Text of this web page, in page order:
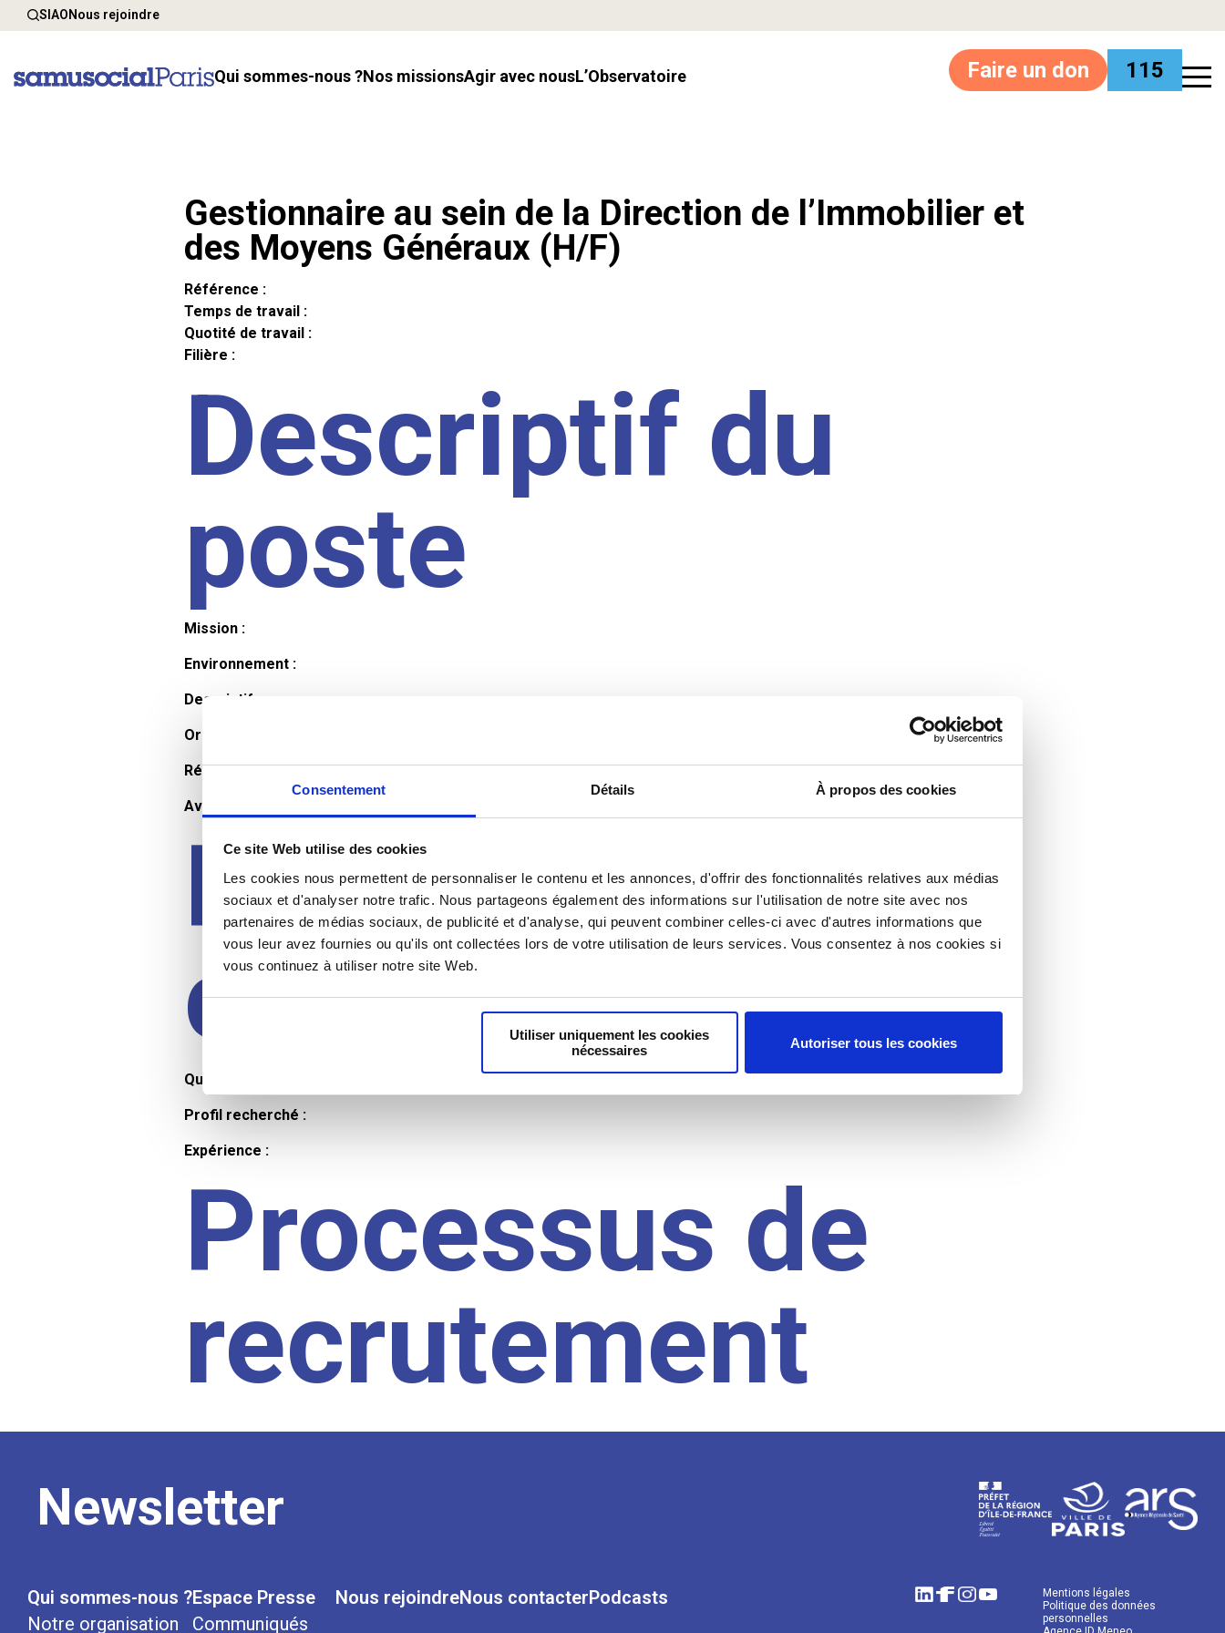
Consentement Détails À propos des cookies
Ce site Web utilise des cookies
Les cookies nous permettent de personnaliser le contenu et les annonces, d'offrir des fonctionnalités relatives aux médias
sociaux et d'analyser notre trafic. Nous partageons également des informations sur l'utilisation de notre site avec nos
partenaires de médias sociaux, de publicité et d'analyse, qui peuvent combiner celles-ci avec d'autres informations que
vous leur avez fournies ou qu'ils ont collectées lors de votre utilisation de leurs services. Vous consentez à nos cookies si
vous continuez à utiliser notre site Web.
Utiliser uniquement les cookies
nécessaires
Autoriser tous les cookies
SIAONous rejoindre
Qui sommes-nous ? Nos missions Agir avec nous l’Observatoire Faire un don 115
Gestionnaire au sein de la Direction de l’Immobilier et
des Moyens Généraux (H/F)
Référence :
Temps de travail :
Quotité de travail :
Filière :
Descriptif du
poste
Mission :
Environnement :
Descriptif :
Organisation et horaires :
Rémunération :
Avantages :
Profil du
candidat
Qualifications et diplômes :
Profil recherché :
Expérience :
Processus de
recrutement
Newsletter
Qui sommes-nous ?
Notre organisation
Espace Presse
Communiqués
Nous rejoindreNous contacterPodcasts
Mentions légales
Politique des données
personnelles